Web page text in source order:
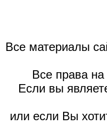
Все материалы
Все права
Если вы
или если Вы